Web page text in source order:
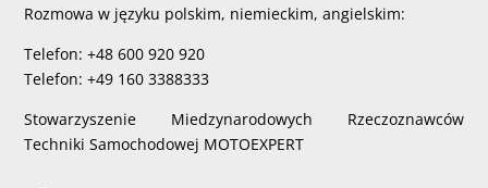
Rozmowa w języku polskim, niemieckim, angielskim:
Telefon: +48 600 920 920
Telefon: +49 160 3388333
Stowarzyszenie Miedzynarodowych Rzeczoznawców
Techniki Samochodowej MOTOEXPERT